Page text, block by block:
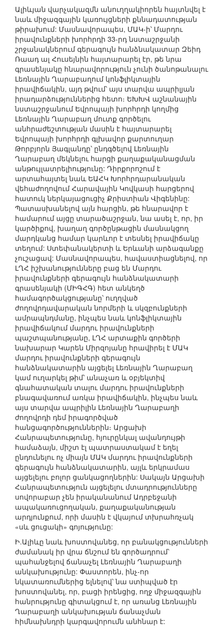
Ալիևյան վարչակազմն անուղղակիորեն հայտնվել է
նաև միջազգային կառույցների քննադատության
թիրախում: Մասնավորապես, ՄԱԿ-ի՝ Մարդու
իրավունքների խորհրդի 33-րդ նստաշրջանի
շրջանակներում գերագույն հանձնակատար Զեիդ
Ռաադ ալ Հուսեյնին հայտարարել էր, թե նրա
գրասենյակը հնարավորություն չունի ծանոթանալու
Լեռնային Ղարաբաղում կոնֆլիկտային
իրավիճակին, այդ թվում՝ այս տարվա ապրիլյան
իրադարձություններից հետո։ ԵԽԽՎ աշնանային
նստաշրջանում Եվրոպայի խորհրդի կողմից
Լեռնային Ղարաբաղ մուտք գործելու
անհրաժեշտության մասին է հայտարարել
Եվրոպայի խորհրդի գլխավոր քարտուղար
Թորբյորն Յագլանդը՝ ընդգծելով Լեռնային
Ղարաբաղ մեկնելու հարցի քաղաքականացման
անթույլատրելիությունը: Դիրքորոշում է
արտահայտել նաև ԵԱՀԿ Խորհրդարանական
վեհաժողովում Հարավային Կովկասի հարցերով
հատուկ ներկայացուցիչ Քրիստիան Վիգենինը:
Պատասխանելով այն հարցին, թե հնարավոր է
համարում այցը տարածաշրջան, նա ասել է, որ, իր
կարծիքով, խաղաղ գործընթացին մասնակցող
մարդկանց համար կարևոր է տեսնել իրավիճակը
տեղում: Ստեփանակերտի և Երևանի արձագանքը
չուշացավ: Մասնավորապես, հավաստիացնելով, որ
ԼՂՀ իշխանությունները բաց են Մարդու
իրավունքների գերագույն հանձնակատարի
գրասենյակի (ՄԻԳՀԳ) հետ անկեղծ
համագործակցությանը՝ ուղղված
ժողովրդավարական նորմերի և սկզբունքների
ամրապնդմանը, ինչպես նաև կոնֆլիկտային
իրավիճակում մարդու իրավունքների
պաշտպանությանը, ԼՂՀ արտաքին գործերի
նախարար Կարեն Միրզոյանը հրավիրել է ՄԱԿ
մարդու իրավունքների գերագույն
հանձնակատարին այցելել Լեռնային Ղարաբաղ
կամ ուղարկել թիմ՝ անաչառ և օբյեկտիվ
գնահատական տալու մարդու իրավունքների
բնագավառում առկա իրավիճակին, ինչպես նաև
այս տարվա ապրիլին Լեռնային Ղարաբաղի
ժողովրդի դեմ իրագործված
հանցագործություններին։ Արցախի
Հանրապետությունը, հյուրընկալ ավանդույթի
համաձայն, միշտ էլ պատրաստակամ է եղել
ընդունելու ոչ միայն ՄԱԿ մարդու իրավունքների
գերագույն հանձնակատարին, այլև երկրամաս
այցելելու բոլոր ցանկացողներին: Սակայն Արցախի
Հանրապետություն այցելելու մտադրությունները
սովորաբար չեն իրականանում Ադրբեջանի
ապակառուցողական, քաղաքականության
արդյունքում, որի մասին է վկայում տխրահռչակ
«սև ցուցակի» գոյությունը:
Ի.Ալիևը նաև խոստովանեց, որ բանակցությունների
ժամանակ իր վրա ճնշում են գործադրում՝
պահանջելով ճանաչել Լեռնային Ղարաբաղի
անկախությունը: Փաստորեն, ինչ-որ
նկատառումներից ելնելով՝ նա ստիպված էր
խոստովանել, որ, բացի իրենցից, ողջ միջազգային
հանրությունը գիտակցում է, որ առանց Լեռնային
Ղարաբաղի անկախության ճանաչման
հիմնախնդրի կարգավորումն անհնար է: